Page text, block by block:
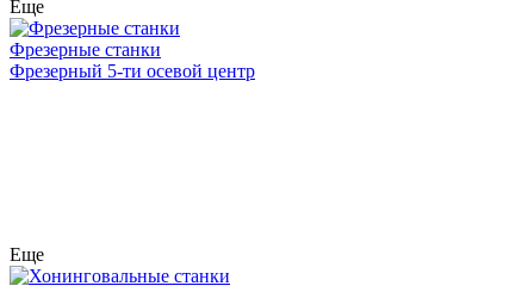
Еще
Фрезерные станки
Фрезерный 5-ти осевой центр
Еще